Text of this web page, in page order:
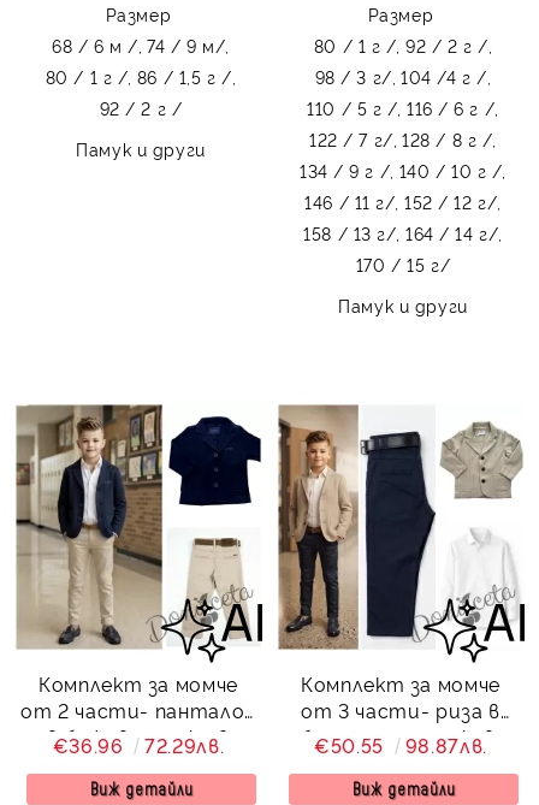
Размер
68 / 6 м /, 74 / 9 м/,
80 / 1 г /, 86 / 1,5 г /,
92 / 2 г /
Памук и други
Размер
80 / 1 г /, 92 / 2 г /,
98 / 3 г/, 104 /4 г /,
110 / 5 г /, 116 / 6 г /,
122 / 7 г/, 128 / 8 г /,
134 / 9 г /, 140 / 10 г /,
146 / 11 г/, 152 / 12 г/,
158 / 13 г/, 164 / 14 г/,
170 / 15 г/
Памук и други
Комплект за момче
от 2 части- панталон
в бежово и сако в
тъмносиньо Contrast
€36.96 72.29лв.
Виж детайли
Комплект за момче
от 3 части- риза в
бяло с дълъг ръкав,
панталон в
тъмносиньо и сако в
€50.55 98.87лв.
Виж детайли